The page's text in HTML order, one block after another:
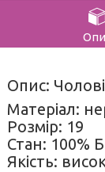
Опис:
Матеріал:
Розмір: 19
Стан: 100%
Якість: